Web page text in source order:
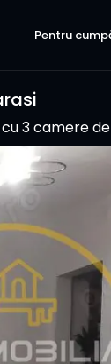
Pentru
3 camere